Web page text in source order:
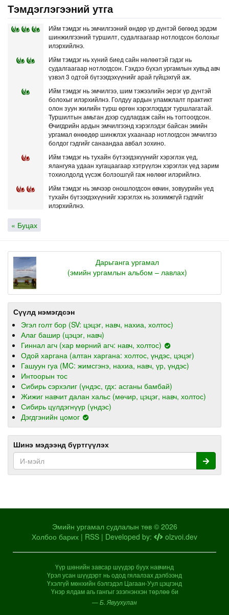
Тэмдэглэгээний утга
Ийм тэмдэг нь эмчилгээний өндөр үр дүнтэй бөгөөд эрдэм
шинжилгээний туршилт, судалгаагаар нотлогдсон болохыг
илэрхийлнэ.
Ийм тэмдэг нь хүний биед сайн нөлөөтэй гэдэг нь
судалгаагаар нотлогдсон. Гэхдээ бүхэл ургамлын хувьд авч
үзвэл 3 одтой бүтээгдэхүүнийг арай гүйцэхгүй аж.
Ийм тэмдэг нь эмчилгээ, шим тэжээлийн эерэг үр дүнтэй
болохыг илэрхийлнэ. Голдуу ардын уламжлалт практикт
олон зуун жилийн турш өргөн хэрэглэгддэг туршлагатай.
Туршилтын амьтан дээр судлагдаж сайн нь тогтоогдсон.
Өчигдрийн ардын эмчилгээнд хэрэглэдэг байсан эмийн
ургамал өнөөдөр шинжлэх ухаанаар нотлогдсон эмчилгээ
болдог гэдгийг санаандаа авбал зохино.
Ийм тэмдэг нь тухайн бүтээгдэхүүнийг хэрэглэх үед,
ялангуяа удаан хугацаагаар хэтрүүлэн хэрэглэх үед зарим
тохиолдолд үүсэж болзошгүй гаж нөлөөг илэрийлнэ.
Ийм тэмдэг нь эмчээр оношлогдсон өвчин, зовуурийн үед
тухайн бүтээгдэхүүнийг хэрэглэх нь зохимжгүй гэдгийг
илэрхийлнэ.
« Буцах
Дарьганга ургамал
(эмийн ургамлын альбом – лавлах)
Сүүлд нэмэгдсэн
Эгэл голт бор (SV: цэцэг, навч, нахиа, холтос)
Алаг башир (цэцэг, навч)
Гиннал агч (хар мөрний агч: навч, холтос)
Одой харгана (алтан харгана: холтос, үндэс, цэцэг)
Гашуун гуа (MC: жимсгэнэ, нахиа, навч, үр, үндэс)
Интоорын тос
Сибирь сэрхэлиг (үндэс, гдх: асганы бамбай)
Жижиг навчит далан хальс (мөчир, цэцэг, навч, холтос)
Сибирь цүлдэгнүүр (үндэс)
Дэгдгэнийн цомог
Шинэ мэдээнд бүртгүүлэх
Эмийн ургамал судлалын төв © 2026
Холбоо барих | RSS | Developed by: olzvoi.dev
Үүр шөнийн завсар шүүдэр буух навчинд
Үрэл усан шүүдэрт нь одод гялалзах дэлбээнд
Үхэлгүй мөнхийн бэлгэдэл Цагаан-Уул цэцгэнд
Үнэр ялдам агь гангыг эзэгнэнхэн төрлөө би
— Б. Явуухулан